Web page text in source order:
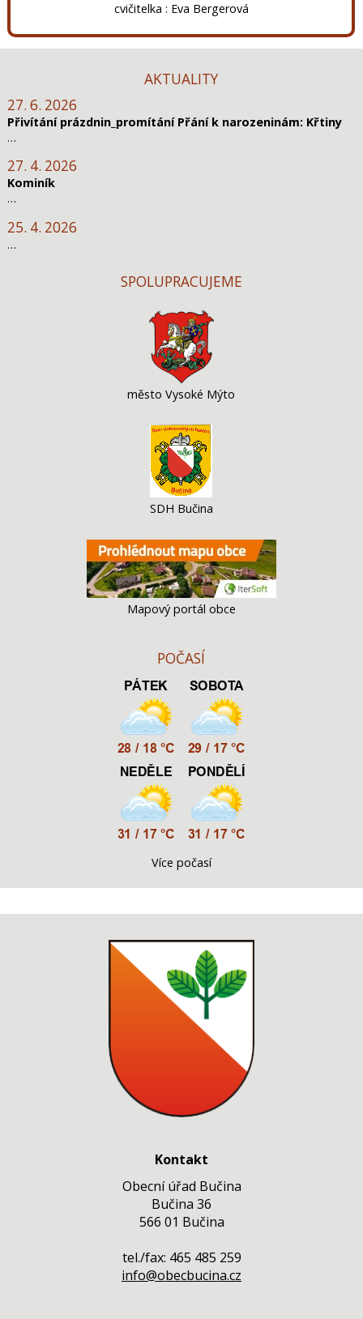
cvičitelka : Eva Bergerová
AKTUALITY
27. 6. 2026
Přivítání prázdnin_promítání Přání k narozeninám: Křtiny
…
27. 4. 2026
Kominík
…
25. 4. 2026
…
SPOLUPRACUJEME
město Vysoké Mýto
SDH Bučina
Mapový portál obce
POČASÍ
Více počasí
Kontakt
Obecní úřad Bučina
Bučina 36
566 01 Bučina
tel./fax: 465 485 259
info@obecbucina.cz